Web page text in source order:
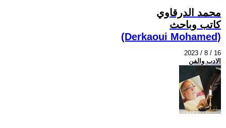
محمد الدرقاوي
كاتب وباحث
(Derkaoui Mohamed)
2023 / 8 / 16
الادب والفن